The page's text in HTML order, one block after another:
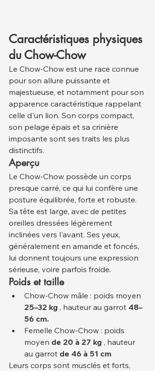
Caractéristiques physiques
du Chow-Chow
Le Chow-Chow est une race connue
pour son allure puissante et
majestueuse, et notamment pour son
apparence caractéristique rappelant
celle d'un lion. Son corps compact,
son pelage épais et sa crinière
imposante sont ses traits les plus
distinctifs.
Aperçu
Le Chow-Chow possède un corps
presque carré, ce qui lui confère une
posture équilibrée, forte et robuste.
Sa tête est large, avec de petites
oreilles dressées légèrement
inclinées vers l'avant. Ses yeux,
généralement en amande et foncés,
lui donnent toujours une expression
sérieuse, voire parfois froide.
Poids et taille
Chow-Chow mâle : poids moyen
25–32 kg , hauteur au garrot 48–
56 cm.
Femelle Chow-Chow : poids
moyen de 20 à 27 kg , hauteur
au garrot de 46 à 51 cm
Leurs corps sont musclés et forts,